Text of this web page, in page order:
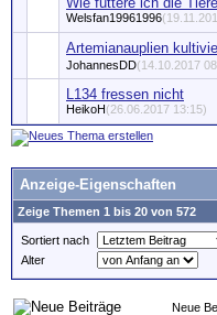
Welsfan19961996
Artemianauplien
JohannesDD(14.10.2017
L134 fressen nicht
HeikoH(26.06.2017 13:15)
Anzeige-Eigenschaften
Zeige Themen 1 bis 20 von 572
Sortiert nach
Alter
Neue